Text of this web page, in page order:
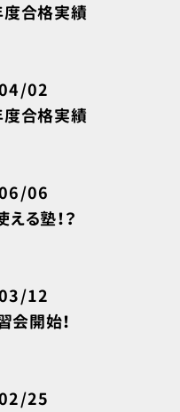
合格実績
合格実績
02
る塾！？
06
会開始！
12
25